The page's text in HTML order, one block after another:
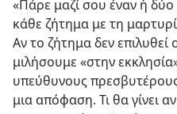
σου». Και αν δεν ακούσει;
«Πάρε μαζί σου έναν ή
κάθε ζήτημα με τη
Αν το ζήτημα δεν επιλυθεί
μιλήσουμε «στην
υπεύθυνους